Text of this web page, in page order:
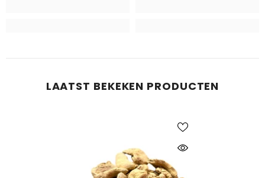
LAATST BEKEKEN PRODUCTEN